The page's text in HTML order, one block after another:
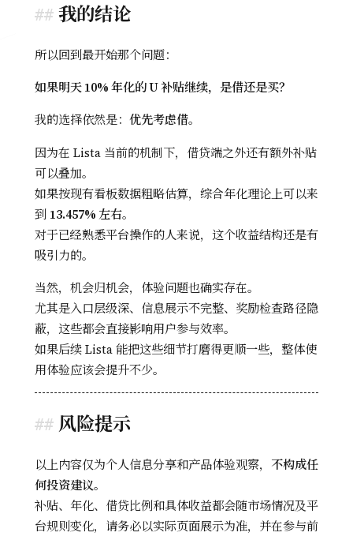
我的结论
所以回到最开始那个问题：
如果明天 10% 年化的 U 补贴继续，是借还是买？
我的选择依然是： 优先考虑借。
因为在 Lista 当前的机制下，借贷端之外还有额外补贴
可以叠加。
如果按现有看板数据粗略估算，综合年化理论上可以来
到 13.457% 左右。
对于已经熟悉平台操作的人来说，这个收益结构还是有
吸引力的。
当然，机会归机会，体验问题也确实存在。
尤其是入口层级深、信息展示不完整、奖励检查路径隐
蔽，这些都会直接影响用户参与效率。
如果后续 Lista 能把这些细节打磨得更顺一些，整体使
用体验应该会提升不少。
风险提示
以上内容仅为个人信息分享和产品体验观察， 不构成任
何投资建议。
补贴、年化、借贷比例和具体收益都会随市场情况及平
台规则变化，请务必以实际页面展示为准，并在参与前